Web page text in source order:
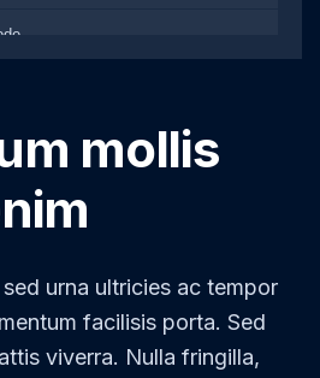
mollis
urna ultricies ac tempor
facilisis porta. Sed
viverra. Nulla fringilla,